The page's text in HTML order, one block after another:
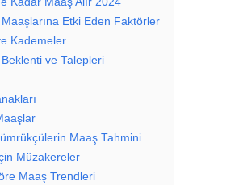
Etki Eden Faktörler
Kademeler
ve Talepleri
Maaş Tahmini
Müzakereler
Maaş Trendleri